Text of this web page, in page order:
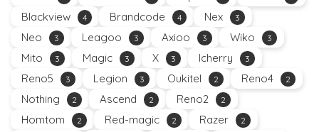
Blackview 4 Brandcode 4 Nex 3
Neo 3 Leagoo 3 Axioo 3 Wiko 3
Mito 3 Magic 3 X 3 Icherry 3
Reno5 3 Legion 3 Oukitel 2 Reno4 2
Nothing 2 Ascend 2 Reno2 2
Homtom 2 Red-magic 2 Razer 2